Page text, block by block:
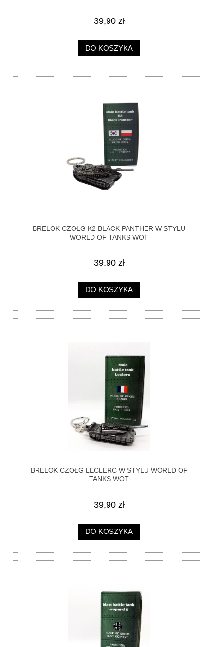
39,90 zł
DO KOSZYKA
BRELOK CZOŁG K2 BLACK PANTHER W STYLU
WORLD OF TANKS WOT
39,90 zł
DO KOSZYKA
BRELOK CZOŁG LECLERC W STYLU WORLD OF
TANKS WOT
39,90 zł
DO KOSZYKA